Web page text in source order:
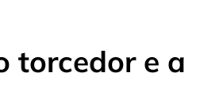
torcedor e a